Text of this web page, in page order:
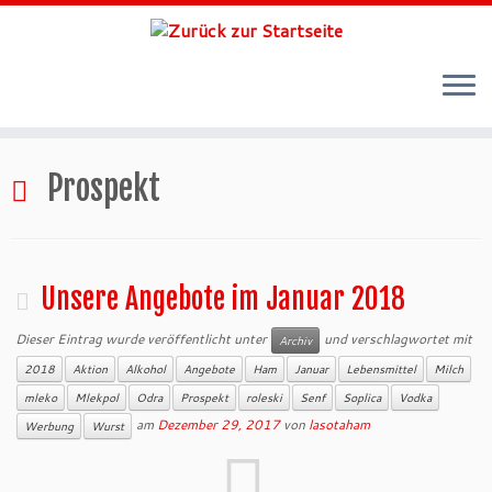
springenProspekt
Unsere Angebote im Januar 2018
Dieser Eintrag wurde veröffentlicht unter Archiv und verschlagwortet mit
2018 Aktion Alkohol Angebote Ham Januar Lebensmittel
Milch
mleko
Mlekpol Odra Prospekt roleski Senf Soplica
Vodka
Werbung
Wurst am Dezember 29, 2017 von lasotaham